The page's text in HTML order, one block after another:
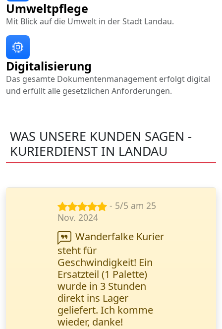
Digitalisierung
Das gesamte Dokumentenmanagement erfolgt digital
und erfüllt alle gesetzlichen Anforderungen.
Umweltpflege
Mit Blick auf die Umwelt in der Stadt Landau.
WAS UNSERE KUNDEN SAGEN -
KURIERDIENST IN LANDAU
- 5/5 am 23
Sept. 2024
Wanderfalke Kurier
ist super zuverlässig!
Wichtige
Geschäftsunterlagen
wurden in einem
halben Tag direkt
übergeben. Ich
empfehle sie jedem!